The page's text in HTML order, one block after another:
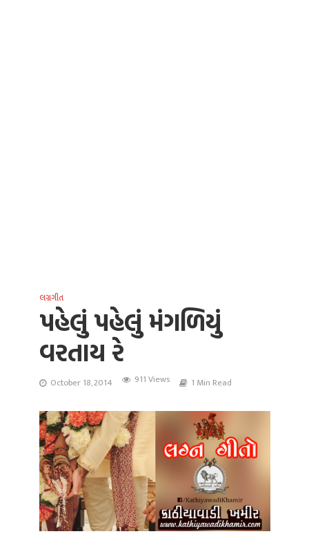
લગ્નગીત
પહેલું પહેલું મંગળિયું
વરતાય રે
October 18, 2014 911 Views 1 Min Read